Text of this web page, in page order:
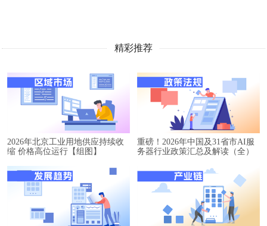
精彩推荐
2026年北京工业用地供应持续收
缩 价格高位运行【组图】
重磅！2026年中国及31省市AI服
务器行业政策汇总及解读（全）